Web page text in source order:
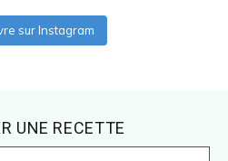
sur Instagram
UNE RECETTE